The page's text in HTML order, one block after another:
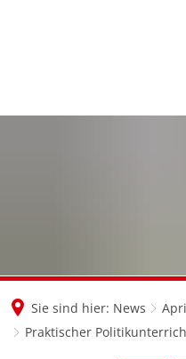
Sie sind hier: News
Praktischer